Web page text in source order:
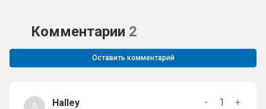
Комментарии 2
Оставить комментарий
Halley - 1
+